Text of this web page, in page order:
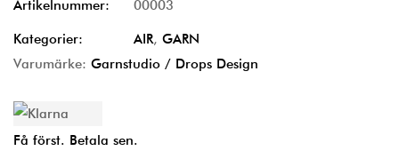
Artikelnummer: 00003
Kategorier: AIR, GARN
Varumärke: Garnstudio / Drops Design
Få först. Betala sen.